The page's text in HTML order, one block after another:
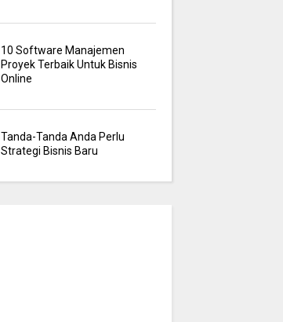
10 Software Manajemen
Proyek Terbaik Untuk Bisnis
Online
Tanda-Tanda Anda Perlu
Strategi Bisnis Baru